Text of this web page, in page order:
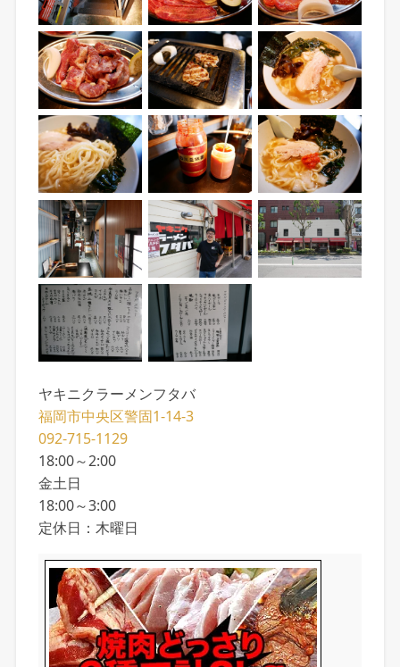
ヤキニクラーメンフタバ
福岡市中央区警固1-14-3
092-715-1129
18:00～2:00
金土日
18:00～3:00
定休日：木曜日